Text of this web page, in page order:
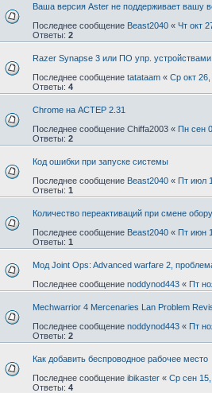
Ваша версия Aster не поддерживает вашу
Последнее сообщение Beast2040 « Чт окт
Ответы: 2
Razer Synapse 3 или ПО упр. устройствами
Последнее сообщение tatataam « Ср окт
Ответы: 4
Chrome на АСТЕР 2.31
Последнее сообщение Chiffa2003 « Пн сен
Ответы: 2
Код ошибки при запуске системы
Последнее сообщение Beast2040 « Пт июл
Ответы: 1
Количество переактиваций при смене
Последнее сообщение Beast2040 « Пт июн
Ответы: 1
Мод Joint Ops: Advanced warfare 2,
Последнее сообщение noddynod443 « Пт
Mechwarrior 4 Mercenaries Lan Problem
Последнее сообщение noddynod443 « Пт
Ответы: 2
Как добавить беспроводное рабочее место
Последнее сообщение ibikaster « Ср сен
Ответы: 4